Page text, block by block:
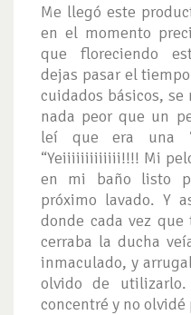
Me llegó este
en el momento
que floreciendo
dejas pasar el
cuidados básicos, se
nada peor que un
leí que era una
“Yeiiiiiiiiiiiii!!!! Mi
en mi baño listo
próximo lavado. Y
donde cada vez
cerraba la ducha
inmaculado, y
olvido de
concentré y no olvidé